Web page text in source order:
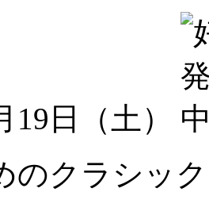
19日（土）
のクラシッ